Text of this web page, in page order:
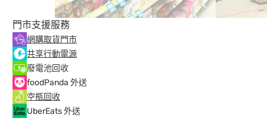
門市支援服務
網購取貨門市
共享行動電源
廢電池回收
foodPanda 外送
空瓶回收
UberEats 外送